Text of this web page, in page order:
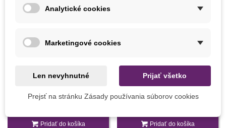
Pridať do košíka Pridať do košíka
Analytické cookies
Marketingové cookies
Len nevyhnutné Prijať všetko
Prejsť na stránku Zásady používania súborov cookies